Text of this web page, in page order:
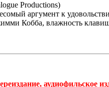
Productions)
аргумент к
Кобба, влажность
аудиофильское